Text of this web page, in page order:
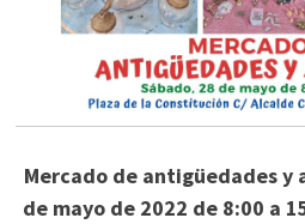
Mercado de antigüedades y
de mayo de 2022 de 8:00 a